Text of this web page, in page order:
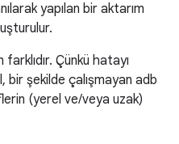
yapılan bir aktarım
farklıdır. Çünkü hatayı
şekilde çalışmayan adb
(yerel ve/veya uzak)